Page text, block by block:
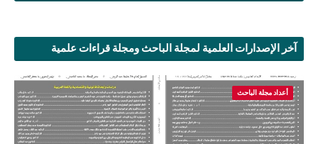
آخر الإصدارات العلمية لمجلة الباحث ومجلة قراءات علمية
أعداد مجلة الباحث